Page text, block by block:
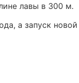
лавы в 300 м.
а запуск